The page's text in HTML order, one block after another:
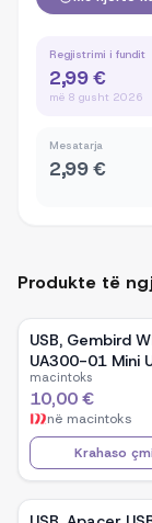
Regjistrimi i fundit
2,99 €
më 8 gusht 2026
Mesatarja
2,99 €
Produkte të
USB, Gembird
UA300-01 Mini
adapter 300
macintoks
10,00 €
në macintoks
Krahaso